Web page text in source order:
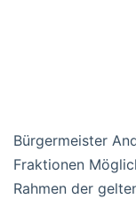
Bürgermeister
Fraktionen
Rahmen der